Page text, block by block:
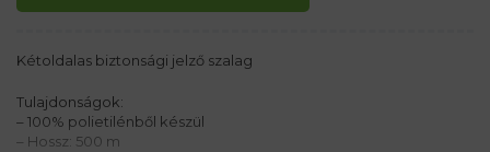
Kétoldalas biztonsági jelző szalag
Tulajdonságok:
– 100% polietilénből készül
– Hossz: 500 m